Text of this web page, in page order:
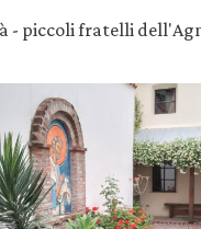
- piccoli fratelli